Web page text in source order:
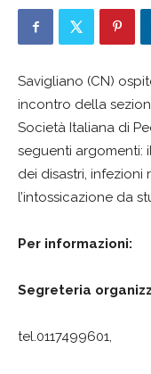
Savigliano (CN)
incontro della
Società Italiana di
seguenti argomenti:
dei disastri, infezioni
l’intossicazione da
Per informazioni:
Segreteria
tel.0117499601,